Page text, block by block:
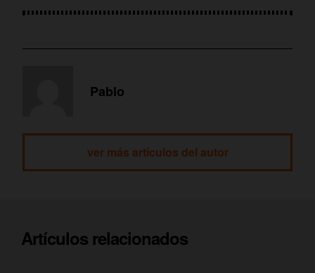
Pablo
ver más artículos del autor
Artículos relacionados